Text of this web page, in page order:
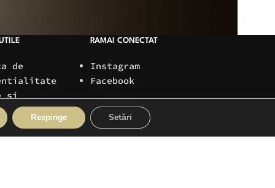
de
si
si conditii
ne
RAMAI CONECTAT
Instagram
Facebook
PLATI SIGURE
Respinge Setări